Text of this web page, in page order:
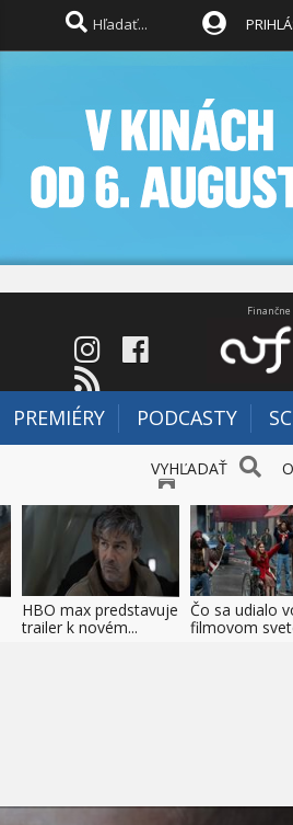
PREMIÉRY PODCASTY
VYHĽADAŤ
HBO max predstavuje
trailer k novém...
Čo sa udialo
filmovom